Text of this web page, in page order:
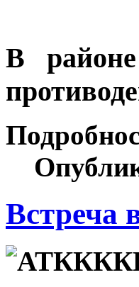
В
Встреча